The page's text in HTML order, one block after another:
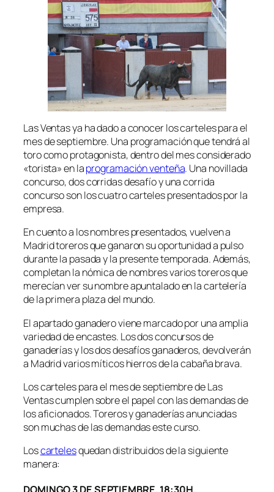
Las Ventas ya ha dado a conocer los carteles para el
mes de septiembre. Una programación que tendrá al
toro como protagonista, dentro del mes considerado
«torista» en laprogramación venteña. Una novillada
concurso, dos corridas desafío y una corrida
concurso son los cuatro carteles presentados por la
empresa.
En cuento a los nombres presentados, vuelven a
Madrid toreros que ganaron su oportunidad a pulso
durante la pasada y la presente temporada. Además,
completan la nómica de nombres varios toreros que
merecían ver su nombre apuntalado en la cartelería
de la primera plaza del mundo.
El apartado ganadero viene marcado por una amplia
variedad de encastes. Los dos concursos de
ganaderías y los dos desafíos ganaderos, devolverán
a Madrid varios míticos hierros de la cabaña brava.
Los carteles para el mes de septiembre de Las
Ventas cumplen sobre el papel con las demandas de
los aficionados. Toreros y ganaderías anunciadas
son muchas de las demandas este curso.
Loscartelesquedan distribuidos de la siguiente
manera: